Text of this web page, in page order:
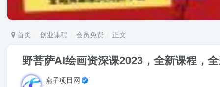
首页 创业课程 会员免费 正文
野菩萨AI绘画资深课2023，全新课程，
燕子项目网